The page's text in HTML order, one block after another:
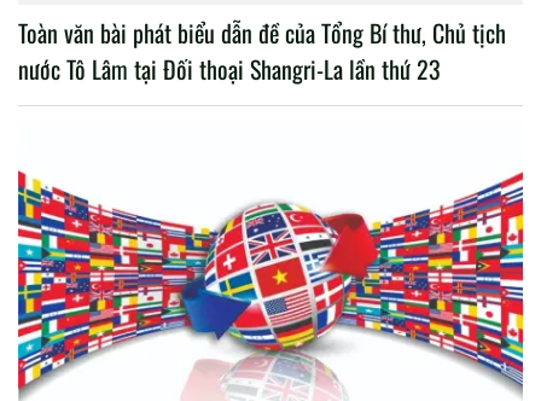
Toàn văn bài phát biểu dẫn đề của Tổng Bí thư, Chủ tịch
nước Tô Lâm tại Đối thoại Shangri-La lần thứ 23